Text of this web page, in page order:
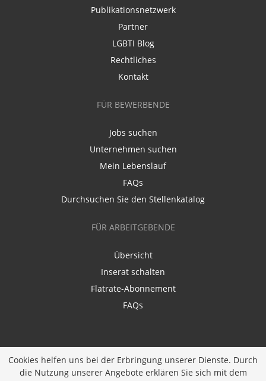
Publikationsnetzwerk
Partner
LGBTI Blog
Rechtliches
Kontakt
FÜR BEWERBENDE
Jobs suchen
Unternehmen suchen
Mein Lebenslauf
FAQs
Durchsuchen Sie den Stellenkatalog
FÜR ARBEITGEBENDE
Übersicht
Inserat schalten
Flatrate-Abonnement
FAQs
Cookies helfen uns bei der Erbringung unserer Dienste. Durch
die Nutzung unserer Angebote erklären Sie sich mit dem